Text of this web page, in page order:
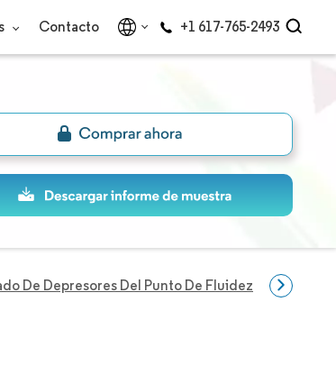
Contacto +1 617-765-2493
De Depresores Del Punto De Fluidez